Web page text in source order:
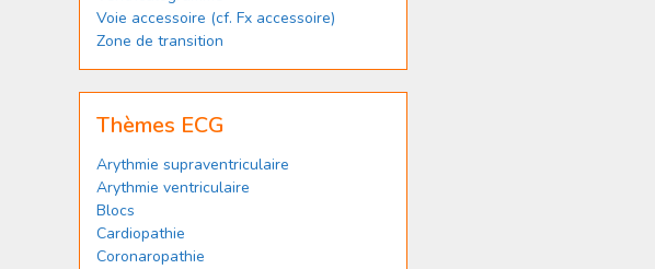
Voie accessoire (cf. Fx accessoire)
Zone de transition
Thèmes ECG
Arythmie supraventriculaire
Arythmie ventriculaire
Blocs
Cardiopathie
Coronaropathie